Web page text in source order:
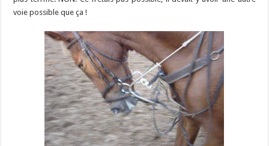
voie possible que ça !